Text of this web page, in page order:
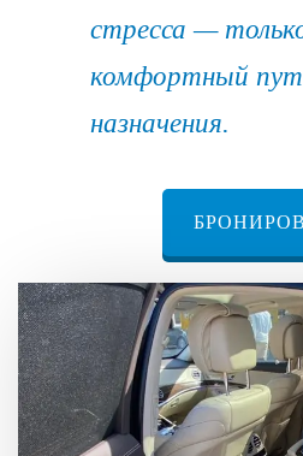
стресса —
комфортный
назначения.